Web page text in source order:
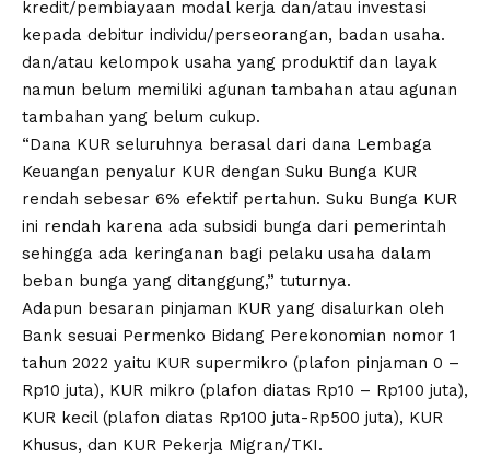
kredit/pembiayaan modal kerja dan/atau investasi
kepada debitur individu/perseorangan, badan usaha.
dan/atau kelompok usaha yang produktif dan layak
namun belum memiliki agunan tambahan atau agunan
tambahan yang belum cukup.
“Dana KUR seluruhnya berasal dari dana Lembaga
Keuangan penyalur KUR dengan Suku Bunga KUR
rendah sebesar 6% efektif pertahun. Suku Bunga KUR
ini rendah karena ada subsidi bunga dari pemerintah
sehingga ada keringanan bagi pelaku usaha dalam
beban bunga yang ditanggung,” tuturnya.
Adapun besaran pinjaman KUR yang disalurkan oleh
Bank sesuai Permenko Bidang Perekonomian nomor 1
tahun 2022 yaitu KUR supermikro (plafon pinjaman 0 –
Rp10 juta), KUR mikro (plafon diatas Rp10 – Rp100 juta),
KUR kecil (plafon diatas Rp100 juta-Rp500 juta), KUR
Khusus, dan KUR Pekerja Migran/TKI.